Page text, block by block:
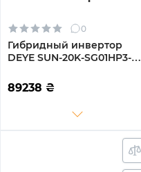
0
Гибридный инвертор
DEYE SUN-20K-SG01HP3-
89238 ₴